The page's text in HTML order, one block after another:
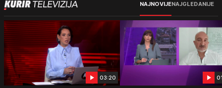
NAJNOVIJENAJGLEDANIJE
03:20